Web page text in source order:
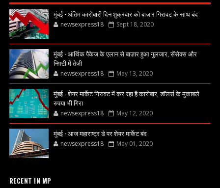
मुंबई - अंतिम कारोबारी दिन शुक्रवार को बाज़ार गिरावट के साथ बंद
newsexpress18 Sept 18, 2020
मुंबई - आर्थिक पैकेज के एलान से बाज़ार हुआ गुलजार, सेंसेक्स और
निफ्टी में तेज़ी
newsexpress18 May 13, 2020
मुंबई - शेयर मार्केट गिरावट में कर रहा है कारोबार, डॉलर्स के मुकाबले
रुपया भी गिरा
newsexpress18 May 12, 2020
मुंबई - आज महाराष्ट्र डे पर शेयर मार्केट बंद
newsexpress18 May 01, 2020
RECENT IN MP